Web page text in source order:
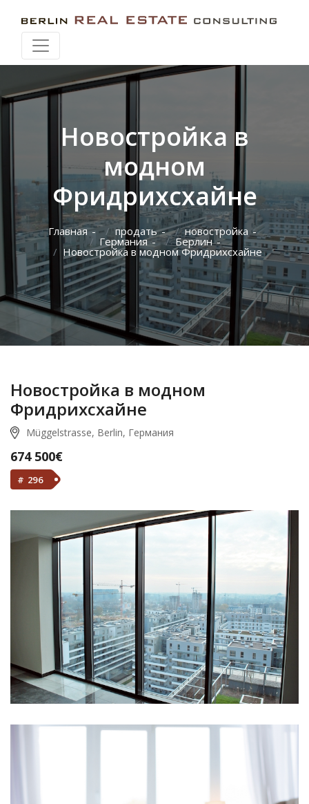
Новостройка в
модном
Фридрихсхайне
Главная продать новостройка
Германия Берлин
Новостройка в модном Фридрихсхайне
Новостройка в модном
Фридрихсхайне
Müggelstrasse, Berlin, Германия
674 500€
# 296
Искать при перемещении карты